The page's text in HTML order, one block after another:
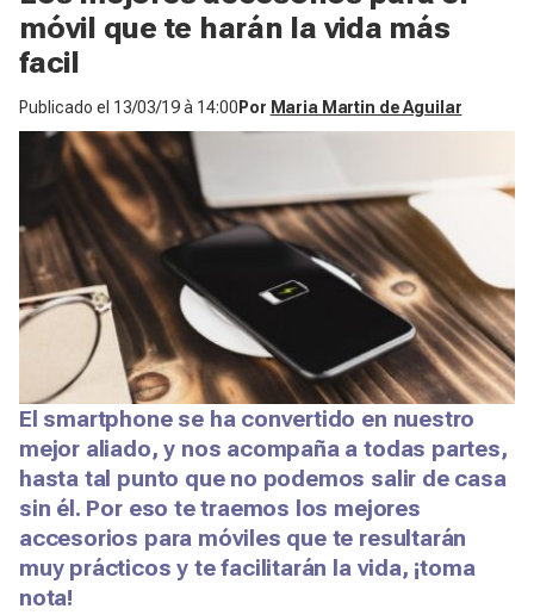
móvil que te harán la vida más
facil
Publicado el 13/03/19 à 14:00 Por Maria Martin de Aguilar
El smartphone se ha convertido en nuestro
mejor aliado, y nos acompaña a todas partes,
hasta tal punto que no podemos salir de casa
sin él. Por eso te traemos los mejores
accesorios para móviles que te resultarán
muy prácticos y te facilitarán la vida, ¡toma
nota!